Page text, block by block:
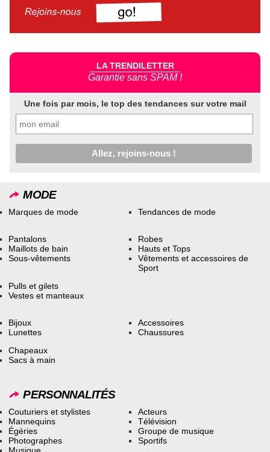
LA TRENDILETTER
Garantie sans SPAM !
Une fois par mois, le top des tendances sur votre mail
MODE
Marques de mode Tendances de mode
Pantalons
Maillots de bain
Sous-vêtements
Robes
Hauts et Tops
Vêtements et accessoires de
Sport
Pulls et gilets
Vestes et manteaux
Bijoux
Lunettes
Accessoires
Chaussures
Chapeaux
Sacs à main
PERSONNALITÉS
Couturiers et stylistes
Mannequins
Égéries
Photographes
Acteurs
Télévision
Groupe de musique
Sportifs